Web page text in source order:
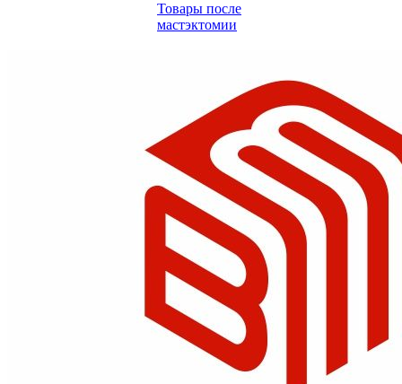
Товары после
мастэктомии